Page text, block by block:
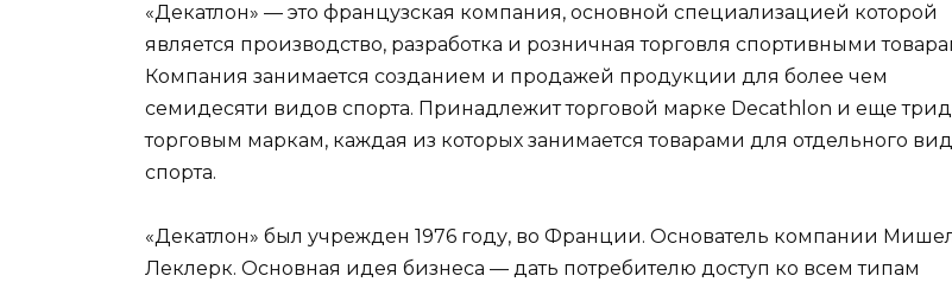
«Декатлон» — это французская компания, основной специализацией которой
является производство, разработка и розничная торговля спортивными
Компания занимается созданием и продажей продукции для более чем
семидесяти видов спорта. Принадлежит торговой марке Decathlon и еще
торговым маркам, каждая из которых занимается товарами для отдельного
спорта.
«Декатлон» был учрежден 1976 году, во Франции. Основатель компании
Леклерк. Основная идея бизнеса — дать потребителю доступ ко всем типам